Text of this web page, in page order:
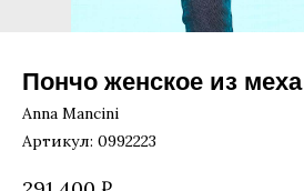
Пончо женское из
Anna Mancini
Артикул: 0992223